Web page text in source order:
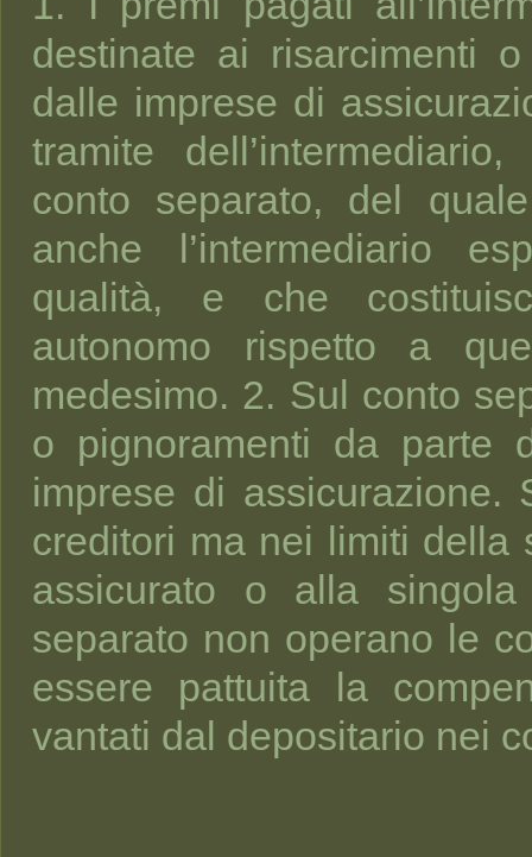
destinate ai risarcimenti
dalle imprese di
tramite
conto separato, del
anche l’intermediario
qualità, e che
autonomo rispetto a
medesimo. 2. Sul conto
o pignoramenti da parte
imprese di
creditori ma nei limiti della
assicurato o alla
separato non operano le
essere pattuita la
vantati dal depositario nei